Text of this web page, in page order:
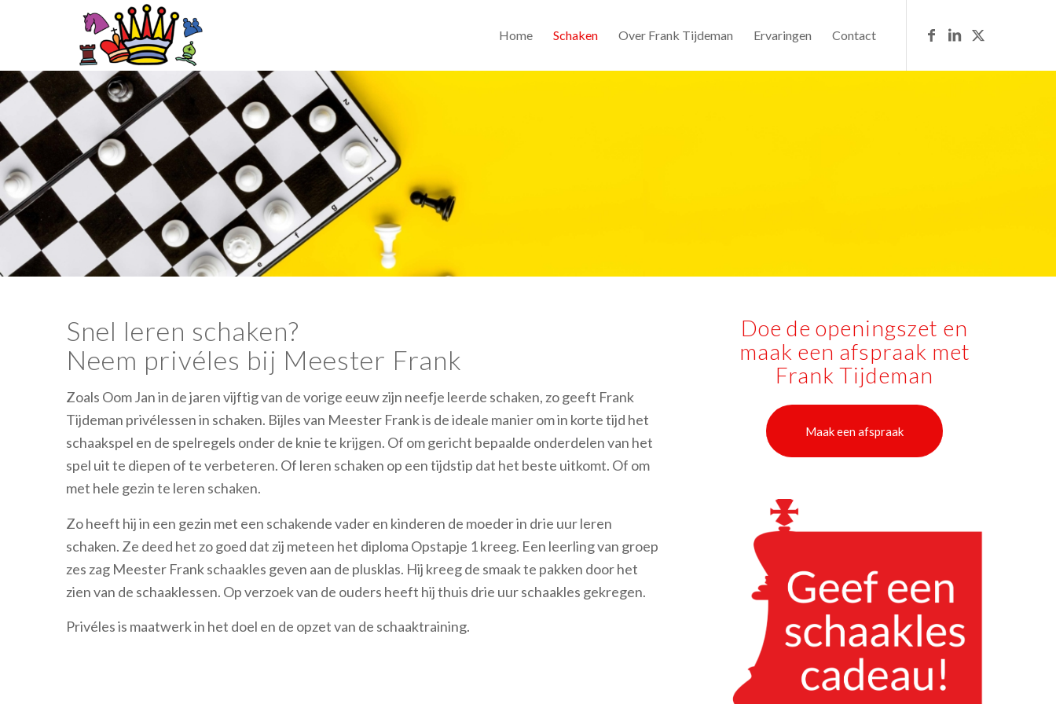
Home Schaken Over Frank Tijdeman Ervaringen Contact
Snel leren schaken?
Neem privéles bij Meester Frank
Zoals Oom Jan in de jaren vijftig van de vorige eeuw zijn neefje leerde schaken, zo geeft Frank
Tijdeman privélessen in schaken. Bijles van Meester Frank is de ideale manier om in korte tijd het
schaakspel en de spelregels onder de knie te krijgen. Of om gericht bepaalde onderdelen van het
spel uit te diepen of te verbeteren. Of leren schaken op een tijdstip dat het beste uitkomt. Of om
met hele gezin te leren schaken.
Zo heeft hij in een gezin met een schakende vader en kinderen de moeder in drie uur leren
schaken. Ze deed het zo goed dat zij meteen het diploma Opstapje 1 kreeg. Een leerling van groep
zes zag Meester Frank schaakles geven aan de plusklas. Hij kreeg de smaak te pakken door het
zien van de schaaklessen. Op verzoek van de ouders heeft hij thuis drie uur schaakles gekregen.
Privéles is maatwerk in het doel en de opzet van de schaaktraining.
Doe de openingszet en
maak een afspraak met
Frank Tijdeman
Maak een afspraak